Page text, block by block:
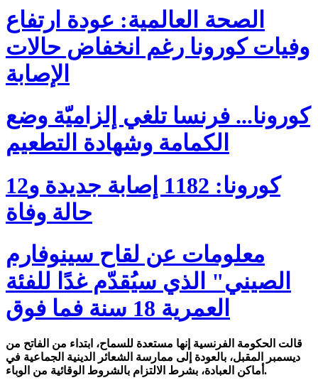
الصحة العالمية: عودة ارتفاع
وفيات كورونا رغم انخفاض حالات
الإصابة
كورونا... فرنسا تلغي إلزاميّة وضع
الكمامة وشهادة التطعيم
كورونا: 1182 إصابة جديدة و12
حالة وفاة
معلومات عن لقاح سينوفارم
الصيني" الذي سيُقدّم غدًا للفئة
العمرية 18 سنة فما فوق
قالت الحكومة الفرنسية إنها مستعدة للسماح، ابتداء من الفاتح من
ديسمبر المقبل، بالعودة إلى ممارسة الشعائر الدينية الجماعية في
أماكن العبادة، بشرط الالتزام بالشروط الوقائية من الوباء.